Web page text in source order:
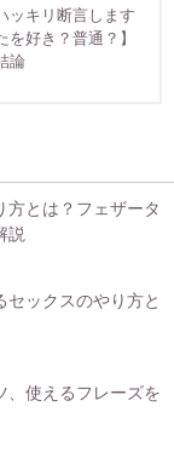
ッキリ断言します
を好き？普通？】
論
とは？フェザータ
説
ックスのやり方と
、使えるフレーズを